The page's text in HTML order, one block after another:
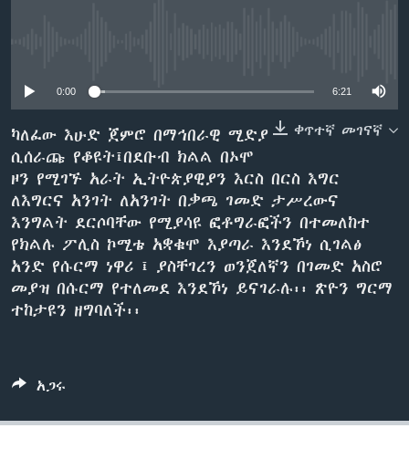
ቋንቋዎች
0:00 6:21
ቀጥተኛ መገናኛ
ካለፈው እሁድ ጀምሮ በማኅበራዊ ሚድያ
ሲሰራጩ የቆዩት፤በደቡብ ክልል በኦሞ
ዞን የሚገኙ አራት ኢትዮጵያዊያን እርስ በርስ እግር
ለእግርና አንገት ለአንገት በቃጫ ገመድ ታሥረውና
እንግልት ደርሶባቸው የሚያሳዩ ፎቶግራፎችን በተመለከተ
የክልሉ ፖሊስ ኮሚቴ አቋቁሞ እያጣራ እንደኾነ ሲገልፅ
አንድ የሱርማ ነዋሪ ፤ ያስቸገረን ወንጀለኛን በገመድ አስሮ
መያዝ በሱርማ የተለመደ እንደኾነ ይናገራሉ፡፡ ጽዮን ግርማ
ተከታዩን ዘግባለች፡፡
አጋሩ